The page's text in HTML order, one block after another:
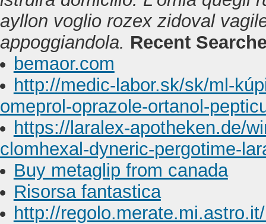
ayllon voglio rozex zidoval
appoggiandola. Recent
bemaor.com
http://medic-labor.sk/sk/ml-
omeprol-oprazole-ortanol-
https://laralex-apotheken.de/
clomhexal-dyneric-pergotime-
Buy metaglip from canada
Risorsa fantastica
http://